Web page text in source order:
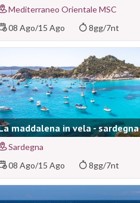
Mediterraneo Orientale MSC
08 Ago/15 Ago 8gg/7nt
maddalena in vela - sardegna
Sardegna
08 Ago/15 Ago 8gg/7nt